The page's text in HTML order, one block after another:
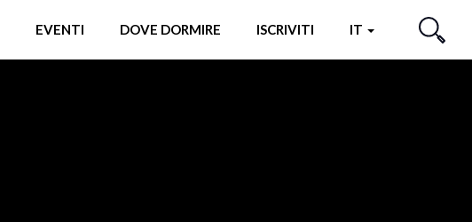
EVENTI DOVE DORMIRE ISCRIVITI IT
CERCA